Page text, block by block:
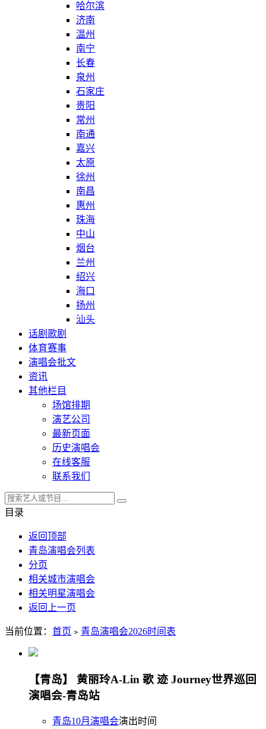
哈尔滨
济南
温州
南宁
长春
泉州
石家庄
贵阳
常州
南通
嘉兴
太原
徐州
南昌
惠州
珠海
中山
烟台
兰州
绍兴
海口
扬州
汕头
话剧歌剧
体育赛事
演唱会批文
资讯
其他栏目
场馆排期
演艺公司
最新页面
历史演唱会
在线客服
联系我们
目录
返回顶部
青岛演唱会列表
分页
相关城市演唱会
相关明星演唱会
返回上一页
当前位置： 首页 ﹥ 青岛演唱会2026时间表
【青岛】 黄丽玲A-Lin 歌 迹 Journey世界巡回
演唱会-青岛站
青岛10月演唱会演出时间